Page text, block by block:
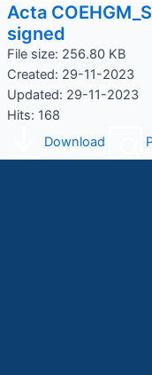
Acta
signed
File size: 256.80 KB
Created: 29-11-2023
Updated: 29-11-2023
Hits: 168
Download